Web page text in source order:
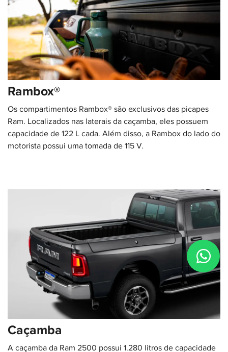
Rambox®
Os compartimentos Rambox® são exclusivos das picapes
Ram. Localizados nas laterais da caçamba, eles possuem
capacidade de 122 L cada. Além disso, a Rambox do lado do
motorista possui uma tomada de 115 V.
Caçamba
A caçamba da Ram 2500 possui 1.280 litros de capacidade